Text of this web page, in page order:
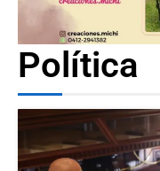
Política